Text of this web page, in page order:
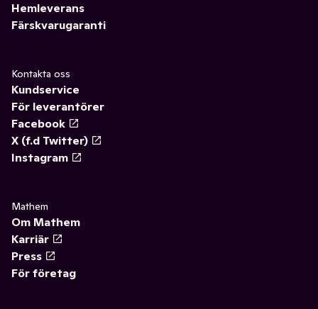
Hemleverans
Färskvarugaranti
Kontakta oss
Kundservice
För leverantörer
Facebook
X (f.d Twitter)
Instagram
Mathem
Om Mathem
Karriär
Press
För företag